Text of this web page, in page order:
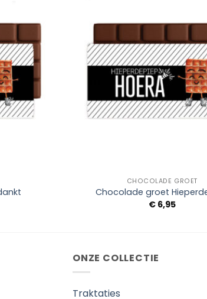
Wishlist
CHOCOLADE GROET
Chocolade groet
€6,95
ONZE COLLECTIE
Traktaties